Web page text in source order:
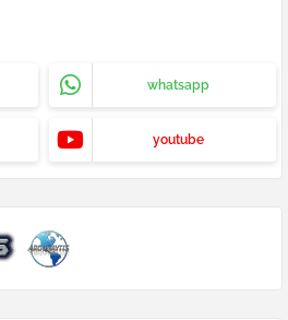
whatsapp
youtube